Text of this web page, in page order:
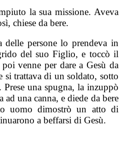
la sua missione. Aveva
chiese da bere.
delle persone lo prendeva in
del suo Figlio, e toccò il
venne per dare a Gesù da
si trattava di un soldato, sotto
una spugna, la inzuppò
ad una canna, e diede da bere
uomo dimostrò un atto di
a beffarsi di Gesù.